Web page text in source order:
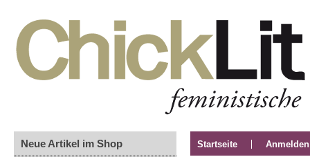
Neue Artikel im Shop Startseite Anmelden